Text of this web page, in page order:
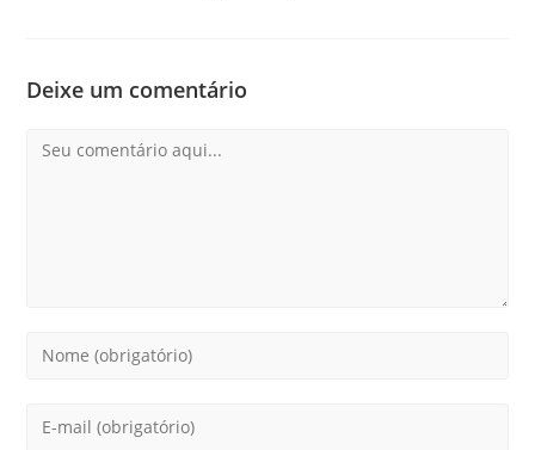
Deixe um comentário